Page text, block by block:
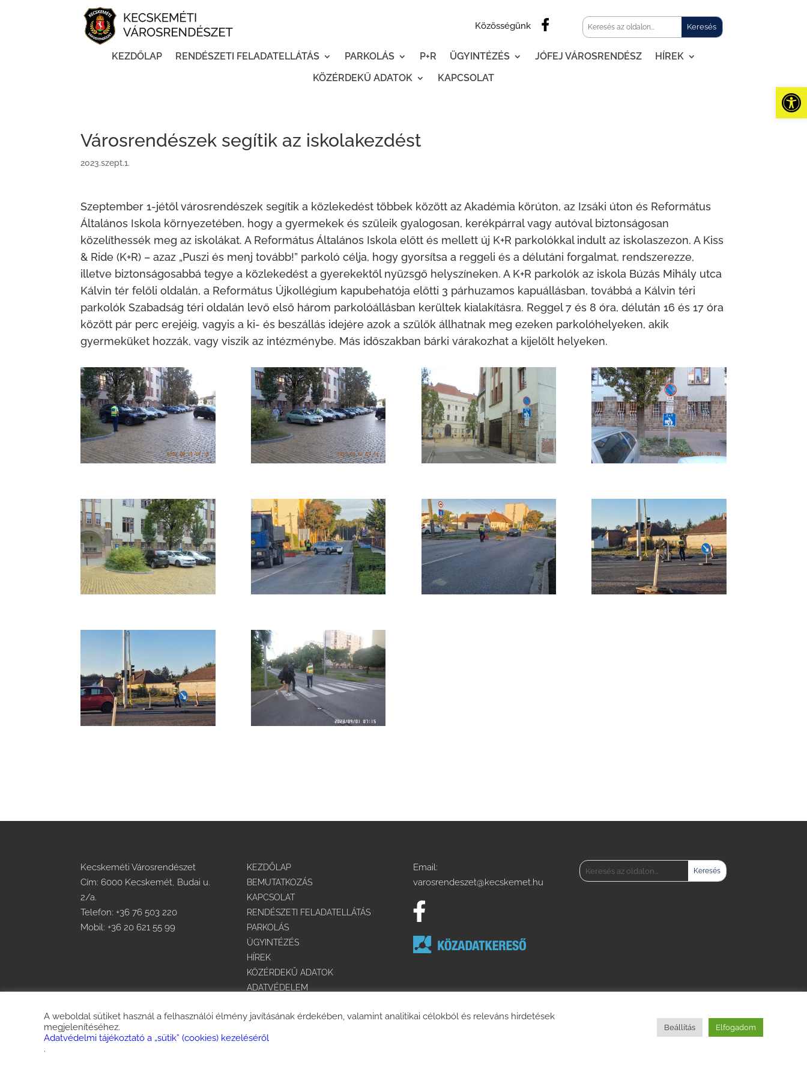
Közösségünk
KEZDŐLAP RENDÉSZETI FELADATELLÁTÁS PARKOLÁS P+R ÜGYINTÉZÉS JÓFEJ VÁROSRENDÉSZ
HÍREK
KÖZÉRDEKŰ ADATOK
KAPCSOLAT
Városrendészek segítik az iskolakezdést
2023.szept.1.
Szeptember 1-jétől városrendészek segítik a közlekedést többek között az Akadémia körúton, az Izsáki úton és Református
Általános Iskola környezetében, hogy a gyermekek és szüleik gyalogosan, kerékpárral vagy autóval biztonságosan
közelíthessék meg az iskolákat. A Református Általános Iskola előtt és mellett új K+R parkolókkal indult az iskolaszezon. A Kiss
& Ride (K+R) – azaz „Puszi és menj tovább!” parkoló célja, hogy gyorsítsa a reggeli és a délutáni forgalmat, rendszerezze,
illetve biztonságosabbá tegye a közlekedést a gyerekektől nyüzsgő helyszíneken. A K+R parkolók az iskola Búzás Mihály utca
Kálvin tér felőli oldalán, a Református Újkollégium kapubehatója előtti 3 párhuzamos kapuállásban, továbbá a Kálvin téri
parkolók Szabadság téri oldalán levő első három parkolóállásban kerültek kialakításra. Reggel 7 és 8 óra, délután 16 és 17 óra
között pár perc erejéig, vagyis a ki- és beszállás idejére azok a szülők állhatnak meg ezeken parkolóhelyeken, akik
gyermeküket hozzák, vagy viszik az intézménybe. Más időszakban bárki várakozhat a kijelölt helyeken.
Kecskeméti Városrendészet
Cím: 6000 Kecskemét, Budai u.
2/a.
Telefon:+36 76 503 220
Mobil: +36 20 621 55 99
KEZDŐLAP
BEMUTATKOZÁS
KAPCSOLAT
RENDÉSZETI FELADATELLÁTÁS
PARKOLÁS
ÜGYINTÉZÉS
HÍREK
KÖZÉRDEKŰ ADATOK
ADATVÉDELEM
AKADÁLYMENTESÍTÉSI NYILATKOZAT
Email:
varosrendeszet@kecskemet.hu
A weboldal sütiket használ a felhasználói élmény javításának érdekében, valamint analitikai célokból és releváns hirdetések
megjelenítéséhez.
Adatvédelmi tájékoztató a „sütik” (cookies) kezeléséről
.
Beállítás Elfogadom